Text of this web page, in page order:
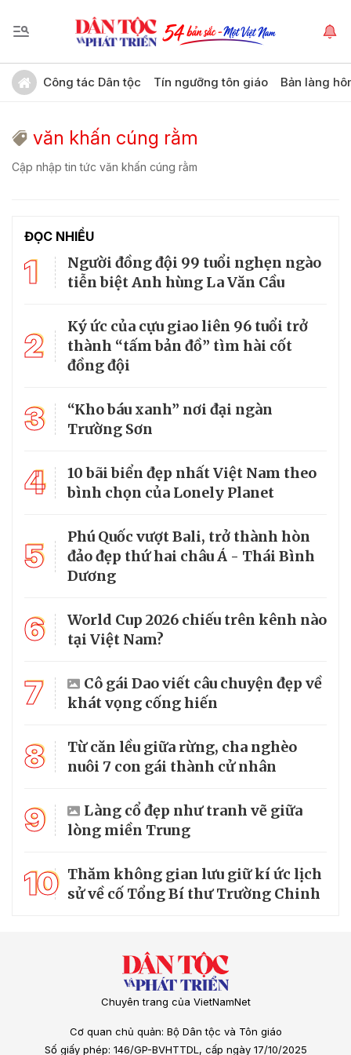
Công tác Dân tộc Tín ngưỡng tôn giáo Bản làng
văn khấn cúng rằm
Cập nhập tin tức văn khấn cúng rằm
ĐỌC NHIỀU
1
Người đồng đội 99 tuổi nghẹn ngào
tiễn biệt Anh hùng La Văn Cầu
2
Ký ức của cựu giao liên 96 tuổi trở
thành “tấm bản đồ” tìm hài cốt
đồng đội
3
“Kho báu xanh” nơi đại ngàn
Trường Sơn
4
10 bãi biển đẹp nhất Việt Nam theo
bình chọn của Lonely Planet
5
Phú Quốc vượt Bali, trở thành hòn
đảo đẹp thứ hai châu Á - Thái Bình
Dương
6
World Cup 2026 chiếu trên kênh nào
tại Việt Nam?
7
Cô gái Dao viết câu chuyện đẹp về
khát vọng cống hiến
8
Từ căn lều giữa rừng, cha nghèo
nuôi 7 con gái thành cử nhân
9
Làng cổ đẹp như tranh vẽ giữa
lòng miền Trung
10 Thăm không gian lưu giữ kí ức lịch
sử về cố Tổng Bí thư Trường Chinh
Chuyên trang của VietNamNet
Cơ quan chủ quản: Bộ Dân tộc và Tôn giáo
Số giấy phép: 146/GP-BVHTTDL, cấp ngày 17/10/2025